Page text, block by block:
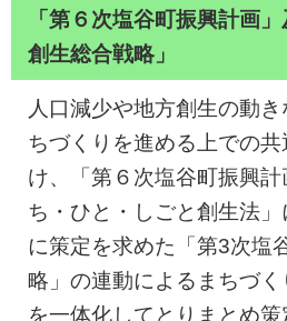
「第６次塩谷町振興計画
創生総合戦略」
人口減少や地方創生の動
ちづくりを進める上での
け、「第６次塩谷町振興計
ち・ひと・しごと創生法
に策定を求めた「第3次塩
略」の連動によるまちづ
を一体化してとりまとめ策